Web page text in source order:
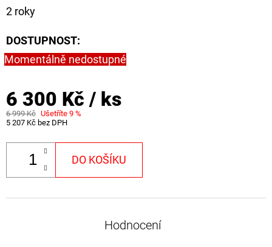
2 roky
DOSTUPNOST:
Momentálně nedostupné
6 300 Kč / ks
6 999 Kč Ušetříte 9 %
5 207 Kč bez DPH
DO KOŠÍKU
Hodnocení